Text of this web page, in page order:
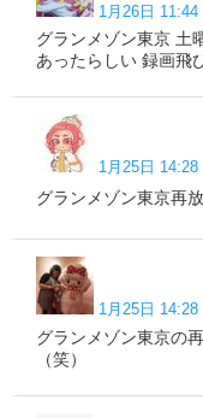
1月26日 11:44
グランメゾン東京 土
あったらしい 録画飛
1月25日 14:28
グランメゾン東京再
1月25日 14:28
グランメゾン東京の
（笑）